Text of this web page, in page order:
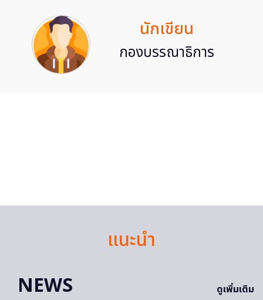
นักเขียน
กองบรรณาธิการ
แนะนำ
NEWS
ดูเพิ่มเติม